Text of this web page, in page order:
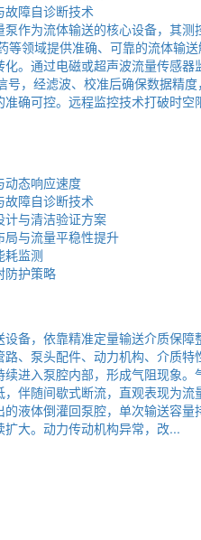
障自诊断技术
作为流体输送的核心设备，其
等领域提供准确、可靠的流体
。通过电磁或超声波流量传感
号，经滤波、校准后确保数据精
确可控。远程监控技术打破时
动态响应速度
障自诊断技术
计与清洁验证方案
与流量平稳性提升
耗监测
防护策略
备，依靠精准定量输送介质保
、泵头配件、动力机构、介质
进入泵腔内部，形成气阻现象
伴随间歇式断流，直观表现为
液体倒灌回泵腔，单次输送容
大。动力传动机构异常，改...